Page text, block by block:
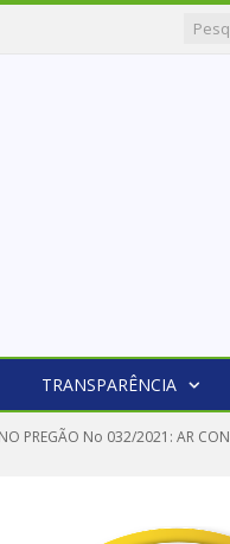
TRANSPARÊNCIA
PREGÃO No 032/2021: AR